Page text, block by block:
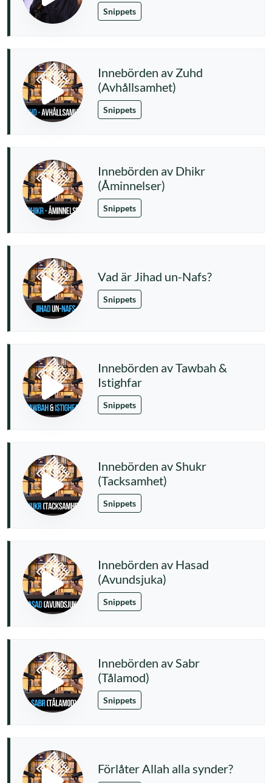
Snippets
Innebörden av Zuhd
(Avhållsamhet)
Snippets
Innebörden av Dhikr
(Åminnelser)
Snippets
Vad är Jihad un-Nafs?
Snippets
Innebörden av Tawbah &
Istighfar
Snippets
Innebörden av Shukr
(Tacksamhet)
Snippets
Innebörden av Hasad
(Avundsjuka)
Snippets
Innebörden av Sabr
(Tålamod)
Snippets
Förlåter Allah alla synder?